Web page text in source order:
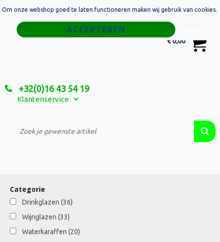
€ 0,00
+32(0)16 43 54 19
Klantenservice
Home
Relatiegeschenken
Custom Made Projecten
Categorie
Drinkglazen (36)
Wijnglazen (33)
Waterkaraffen (20)
Om onze webshop goed te laten functioneren maken wij gebruik van cookies.